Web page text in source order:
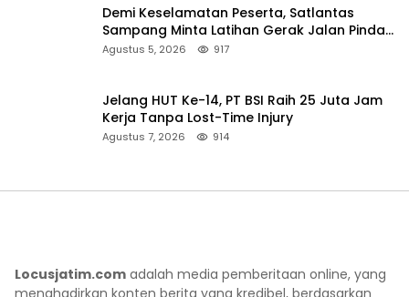
Demi Keselamatan Peserta, Satlantas
Sampang Minta Latihan Gerak Jalan Pindah
ke Lokasi Aman
Agustus 5, 2026 917
Jelang HUT Ke-14, PT BSI Raih 25 Juta Jam
Kerja Tanpa Lost-Time Injury
Agustus 7, 2026 914
Locusjatim.com adalah media pemberitaan online, yang